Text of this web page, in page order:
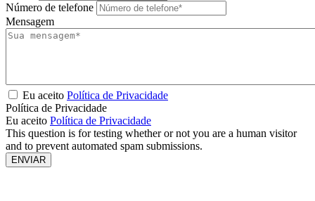
Número de telefone
Mensagem
Eu aceito Política de Privacidade
Política de Privacidade
Eu aceito Política de Privacidade
This question is for testing whether or not you are a human visitor
and to prevent automated spam submissions.